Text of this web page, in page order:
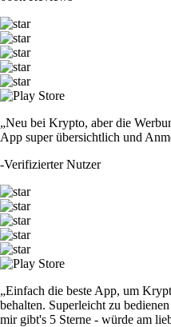
„Neu bei Krypto, aber die
App super übersichtlich und
-Verifizierter Nutzer
„Einfach die beste App, um
behalten. Superleicht zu
mir gibt's 5 Sterne - würde am